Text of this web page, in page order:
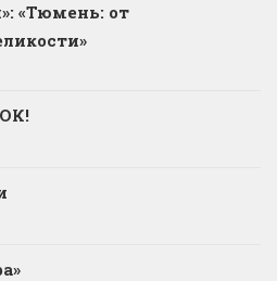
«Тюмень: от